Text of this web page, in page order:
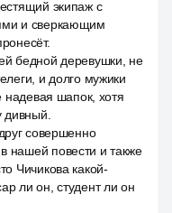
экипаж с
и сверкающим
бедной деревушки, не
и долго мужики
надевая шапок, хотя
дивный.
совершенно
нашей повести и также
Чичикова какой-
ли он, студент ли он